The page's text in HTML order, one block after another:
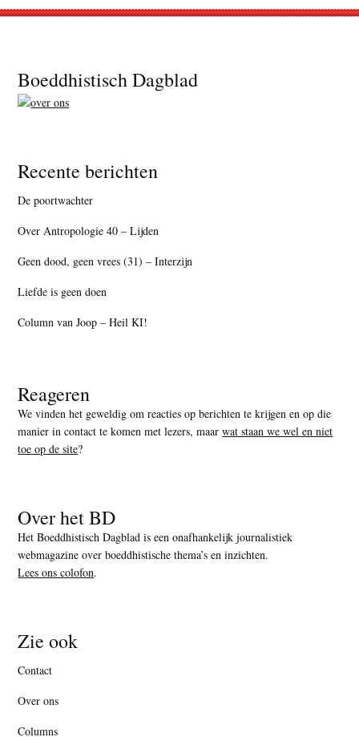
Footer
Boeddhistisch Dagblad
Recente berichten
De poortwachter
Over Antropologie 40 – Lijden
Geen dood, geen vrees (31) – Interzijn
Liefde is geen doen
Column van Joop – Heil KI!
Reageren
We vinden het geweldig om reacties op berichten te krijgen en op die
manier in contact te komen met lezers, maarwat staan we wel en niet
toe op de site?
Over het BD
Het Boeddhistisch Dagblad is een onafhankelijk journalistiek
webmagazine over boeddhistische thema’s en inzichten.
Lees ons colofon.
Zie ook
Contact
Over ons
Columns